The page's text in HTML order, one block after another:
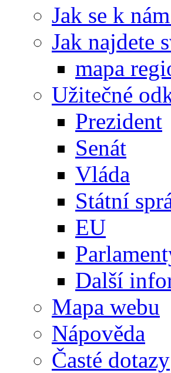
Jak se k
Jak najdete
mapa
Užitečné
Prezident
Senát
Vláda
Státní
EU
Další
Mapa webu
Nápověda
Časté dotazy